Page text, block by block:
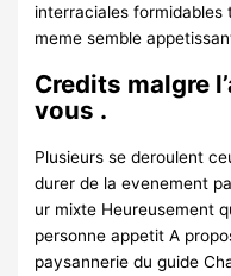
interraciales
meme semble
Credits malgre
vous .
Plusieurs se deroulent
durer de la evenement
ur mixte Heureusement
personne appetit A
paysannerie du guide